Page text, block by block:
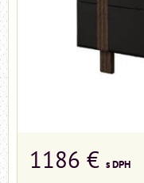
1186 € s DPH